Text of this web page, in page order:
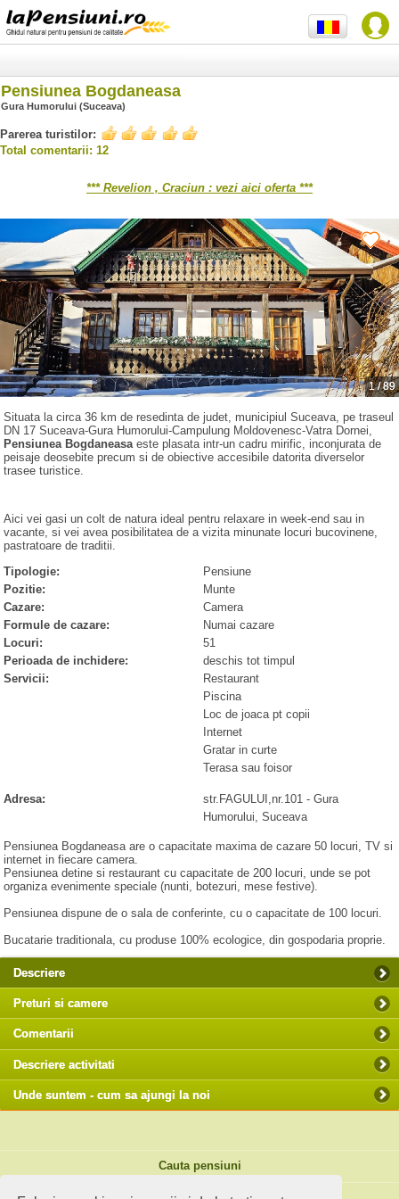
Pensiunea Bogdaneasa
Gura Humorului (Suceava)
Parerea turistilor:
Total comentarii: 12
*** Revelion , Craciun : vezi aici oferta ***
1/89
Situata la circa 36 km de resedinta de judet, municipiul Suceava, pe traseul
DN 17 Suceava-Gura Humorului-Campulung Moldovenesc-Vatra Dornei,
Pensiunea Bogdaneasaeste plasata intr-un cadru mirific, inconjurata de
peisaje deosebite precum si de obiective accesibile datorita diverselor
trasee turistice.
Aici vei gasi un colt de natura ideal pentru relaxare in week-end sau in
vacante, si vei avea posibilitatea de a vizita minunate locuri bucovinene,
pastratoare de traditii.
Tipologie:
Pensiune
Pozitie:
Munte
Cazare:
Camera
Formule de cazare:
Numai cazare
Locuri:
51
Perioada de inchidere:
deschis tot timpul
Servicii:
Restaurant
Piscina
Loc de joaca pt copii
Internet
Gratar in curte
Terasa sau foisor
Adresa: str.FAGULUI,nr.101 -Gura
Humorului, Suceava
Pensiunea Bogdaneasa are o capacitate maxima de cazare 50 locuri, TV si
internet in fiecare camera.
Pensiunea detine si restaurant cu capacitate de 200 locuri, unde se pot
organiza evenimente speciale (nunti, botezuri, mese festive).
Pensiunea dispune de o sala de conferinte, cu o capacitate de 100 locuri.
Bucatarie traditionala, cu produse 100% ecologice, din gospodaria proprie.
Descriere
Preturi si camere
Comentarii
Descriere activitati
Unde suntem - cum sa ajungi la noi
Cauta pensiuni